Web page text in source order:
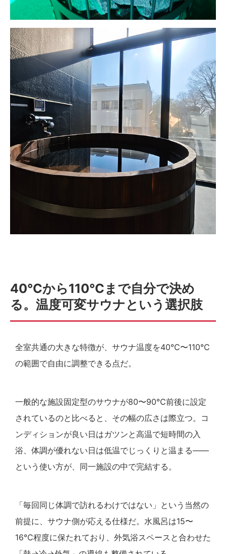
40℃から110℃まで自分で決め
る。温度可変サウナという選択肢
全室共通の大きな特徴が、サウナ温度を40℃〜110℃
の範囲で自由に調整できる点だ。
一般的な施設固定型のサウナが80〜90℃前後に設定
されているのと比べると、その幅の広さは際立つ。コ
ンディションが良い日はガツンと高温で短時間の入
浴、体調が優れない日は低温でじっくりと温まる——
という使い方が、同一施設の中で完結する。
「毎回同じ体調で訪れるわけではない」という当然の
前提に、サウナ側が応える仕様だ。水風呂は15〜
16℃程度に保たれており、外気浴スペースと合わせた